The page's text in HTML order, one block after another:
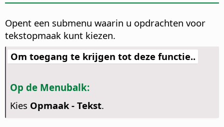
Opent een submenu waarin u opdrachten voor
tekstopmaak kunt kiezen.
Om toegang te krijgen tot deze functie..
Op de Menubalk:
Kies Opmaak - Tekst.